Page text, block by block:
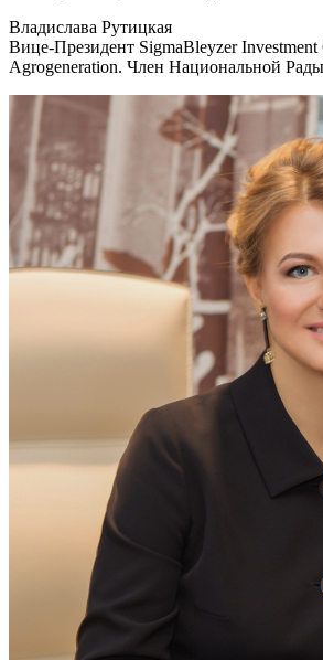
Владислава Рутицкая
Вице-Президент SigmaBleyzer Investment
Agrogeneration. Член Национальной